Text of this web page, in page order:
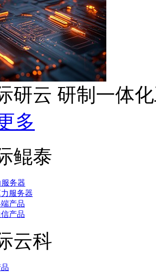
研云 研制一体
多
鲲泰
务器
服务器
产品
产品
云科